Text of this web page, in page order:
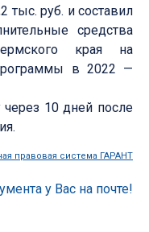
тыс. руб. и составил
средства
края на
в 2022 —
через 10 дней после
правовая система ГАРАНТ